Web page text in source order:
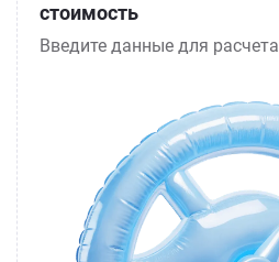
стоимость
Введите данные для расчета